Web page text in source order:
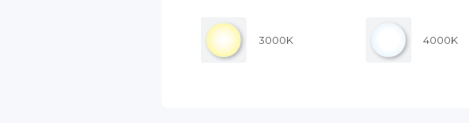
3000K 4000K